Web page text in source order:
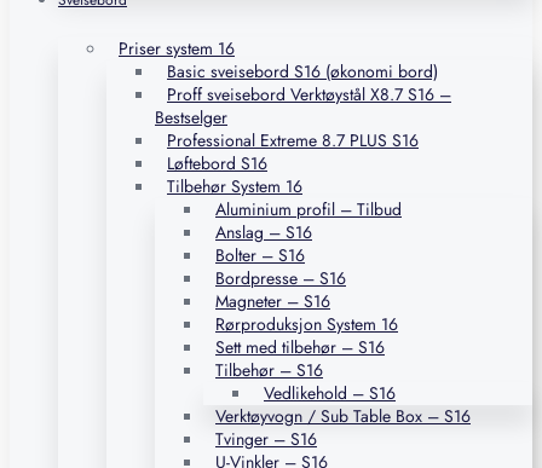
Priser system 16
Basic sveisebord S16 (økonomi bord)
Proff sveisebord Verktøystål X8.7 S16 –
Bestselger
Professional Extreme 8.7 PLUS S16
Løftebord S16
Tilbehør System 16
Aluminium profil – Tilbud
Anslag – S16
Bolter – S16
Bordpresse – S16
Magneter – S16
Rørproduksjon System 16
Sett med tilbehør – S16
Tilbehør – S16
Vedlikehold – S16
Verktøyvogn / Sub Table Box – S16
Tvinger – S16
U-Vinkler – S16